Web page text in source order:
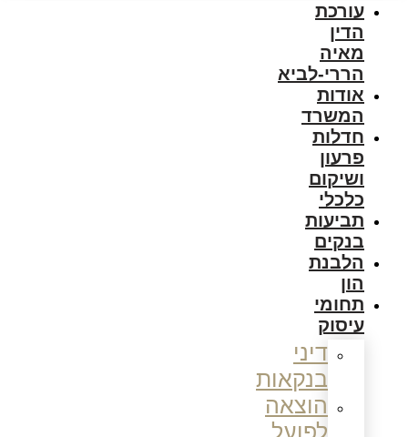
עורכת
הדין
מאיה
הררי-לביא
אודות
המשרד
חדלות
פרעון
ושיקום
כלכלי
תביעות
בנקים
הלבנת
הון
תחומי
עיסוק
דיני
בנקאות
הוצאה
לפועל